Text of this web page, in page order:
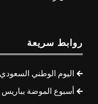
روابط سريعة
اليوم الوطني السعودي
أسبوع الموضة بباريس